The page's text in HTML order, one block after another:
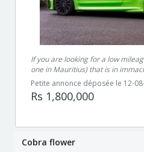
If you are looking for a low
one in Mauritius) that is in
Petite annonce déposée le 12-
Rs 1,800,000
Cobra flower